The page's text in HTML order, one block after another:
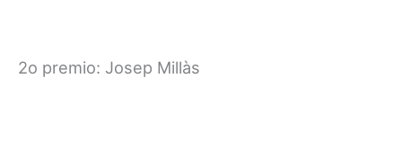
2o premio: Josep Millàs